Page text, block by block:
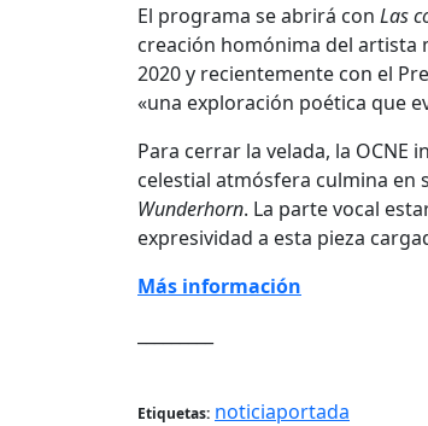
El programa se abrirá con Las
creación homónima del artista
2020 y recientemente con el
«una exploración poética que
Para cerrar la velada, la OCNE
celestial atmósfera culmina en
Wunderhorn. La parte vocal
expresividad a esta pieza
Más información
Etiquetas: noticiaportada